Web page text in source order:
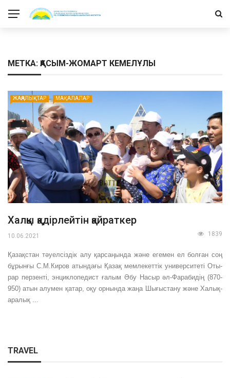
МЕТКА: ҚАСЫМ-ЖОМАРТ КЕМЕЛҰЛЫ
ЖАҢАЛЫҚТАР МАҚАЛАЛАР
Халқы қадірлейтін қайраткер
10.06.2021 1839
Қазақстан тәуелсіздік алу қарса­ңында және егемен ел болған соң
бұрынғы С.М.Киров атындағы Қазақ мемлекеттік университеті Оты­
рар перзенті, энциклопедист ғалым Әбу Насыр әл-Фарабидің (870-
950) атын алумен қатар, оқу ор­­нында жаңа Шығыстану және Ха­лық­
аралық ...
TRAVEL